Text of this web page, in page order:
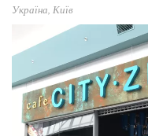
Україна, Київ